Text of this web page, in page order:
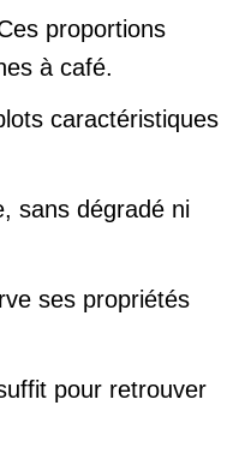
proportions
à café.
caractéristiques
sans dégradé ni
ses propriétés
pour retrouver